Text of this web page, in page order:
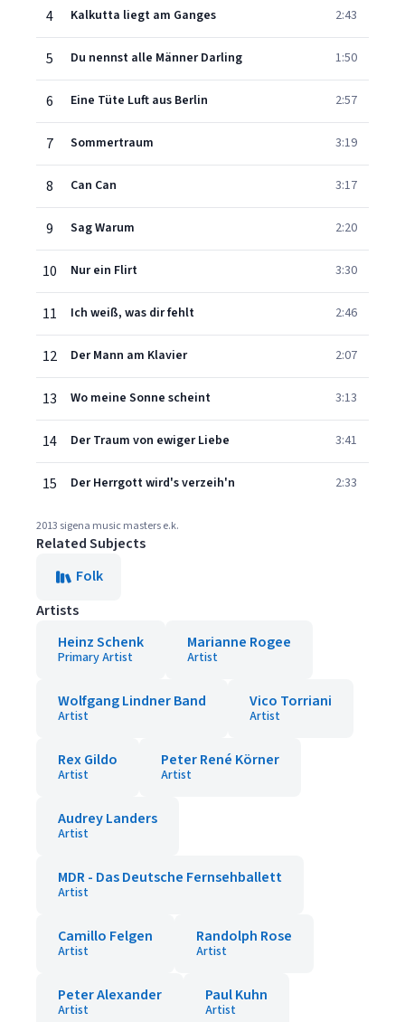
4 Kalkutta liegt am Ganges 2:43
5 Du nennst alle Männer Darling 1:50
6 Eine Tüte Luft aus Berlin 2:57
7 Sommertraum 3:19
8 Can Can 3:17
9 Sag Warum 2:20
10 Nur ein Flirt 3:30
11 Ich weiß, was dir fehlt 2:46
12 Der Mann am Klavier 2:07
13 Wo meine Sonne scheint 3:13
14 Der Traum von ewiger Liebe 3:41
15 Der Herrgott wird's verzeih'n 2:33
2013 sigena music masters e.k.
Related Subjects
Folk
Artists
Heinz Schenk
Primary Artist
Marianne Rogee
Artist
Wolfgang Lindner Band
Artist
Vico Torriani
Artist
Rex Gildo
Artist
Peter René Körner
Artist
Audrey Landers
Artist
MDR - Das Deutsche Fernsehballett
Artist
Camillo Felgen
Artist
Randolph Rose
Artist
Peter Alexander
Artist
Paul Kuhn
Artist